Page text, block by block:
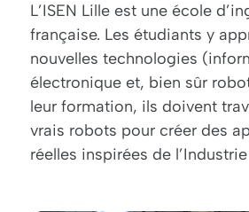
L’ISEN Lille est une école
française. Les étudiants y
nouvelles technologies
électronique et, bien sûr
leur formation, ils doivent
vrais robots pour créer des
réelles inspirées de